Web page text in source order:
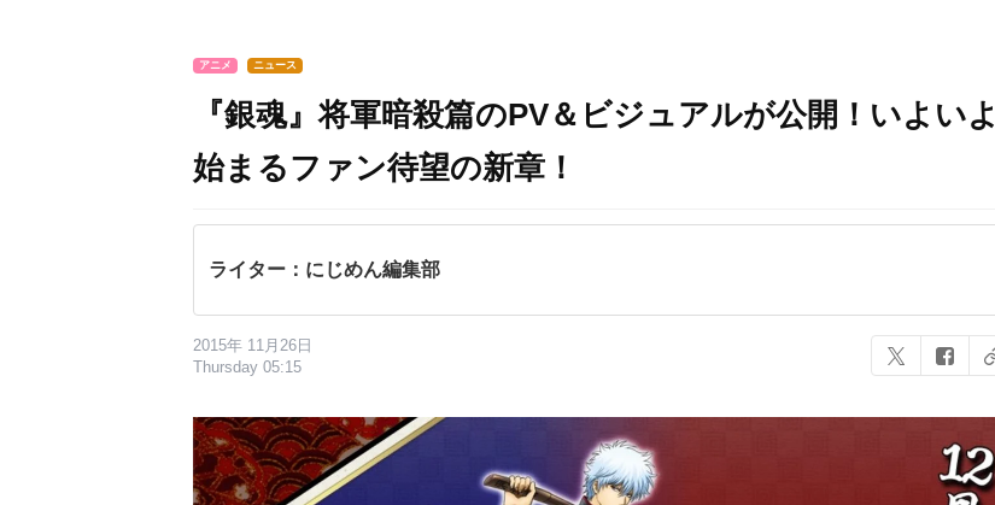
アニメ ニュース
『銀魂』将軍暗殺篇のPV＆ビジュアルが公開！いよいよ
始まるファン待望の新章！
ライター：にじめん編集部
2015年 11月26日
Thursday 05:15